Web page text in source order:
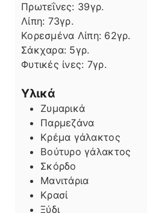
Πρωτεΐνες: 39γρ.
Λίπη
Λίπη: 73γρ.
Κορεσμένα Λίπη: 62γρ.
Σάκχαρα: 5γρ.
Φυτικές ίνες: 7γρ.
Υλικά
Ζυμαρικά
Παρμεζάνα
Κρέμα γάλακτος
Βούτυρο γάλακτος
Σκόρδο
Μανιτάρια
Κρασί
Ξύδι